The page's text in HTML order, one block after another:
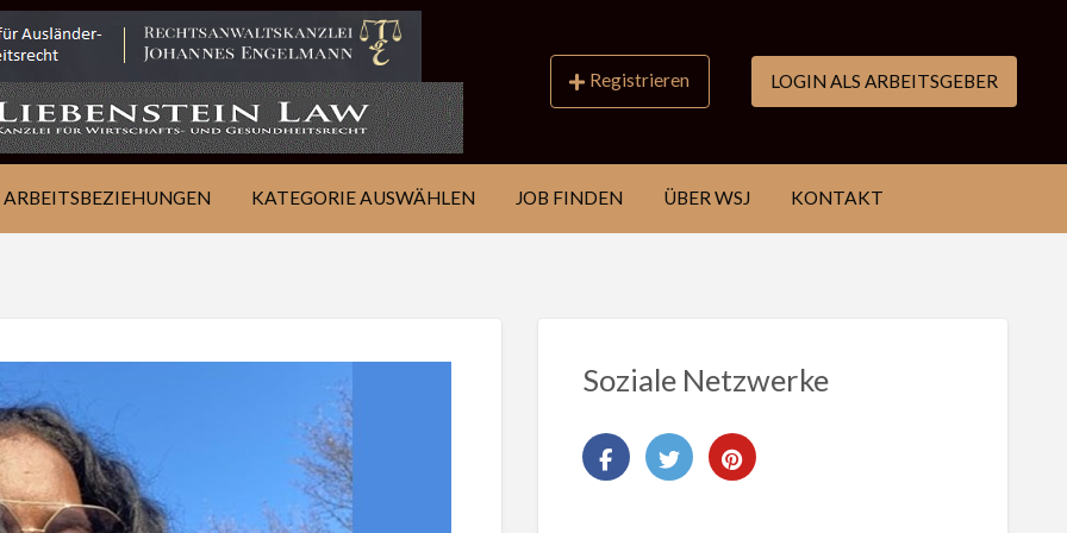
JOB
FINDEN
ÜBER
WSJ
KONTAKT
Registrieren LOGIN ALS ARBEITSGEBER
ARBEITSBEZIEHUNGEN KATEGORIE AUSWÄHLEN JOB FINDEN ÜBER WSJ KONTAKT
Soziale Netzwerke